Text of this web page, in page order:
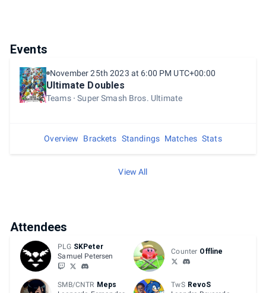
Events
November 25th 2023 at 6:00 PM UTC+00:00
Ultimate Doubles
Teams Super Smash Bros. Ultimate
Overview Brackets Standings Matches Stats
View All
Attendees
PLG SKPeter
Samuel Petersen
Counter Offline
SMB/CNTR Meps
TwS RevoS